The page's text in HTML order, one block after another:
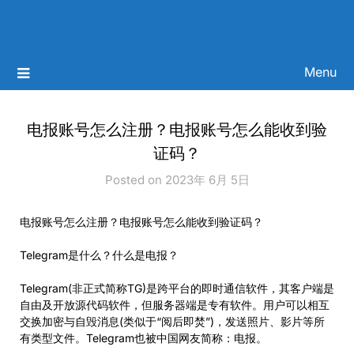
Menu
电报账号怎么注册？电报账号怎么能收到验
证码？
Posted on 2023年 6月 5日
电报账号怎么注册？电报账号怎么能收到验证码？
Telegram是什么？什么是电报？
Telegram(非正式简称TG)是跨平台的即时通信软件，其客户端是
自由及开放源代码软件，但服务器端是专有软件。用户可以相互
交换加密与自毁消息(类似于“阅后即焚”)，发送照片、影片等所
有类型文件。Telegram也被中国网友简称：电报。